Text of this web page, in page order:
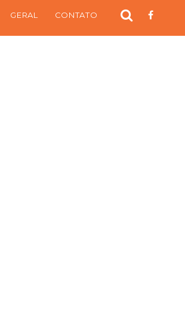
GERAL CONTATO